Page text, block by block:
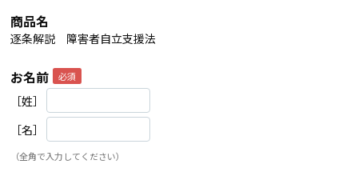
商品名
逐条解説 障害者自立支援法
お名前
［姓］
［名］
（全角で入力してください）